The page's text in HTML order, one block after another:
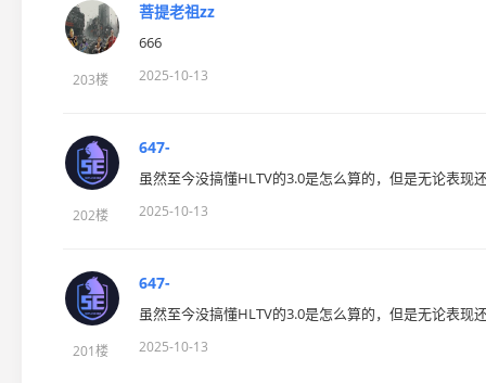
203楼
菩提老祖zz
666
2025-10-13
202楼
647-
虽然至今没搞懂HLTV的3.0是怎么算的，但是无论表现
2025-10-13
201楼
647-
虽然至今没搞懂HLTV的3.0是怎么算的，但是无论表现
2025-10-13